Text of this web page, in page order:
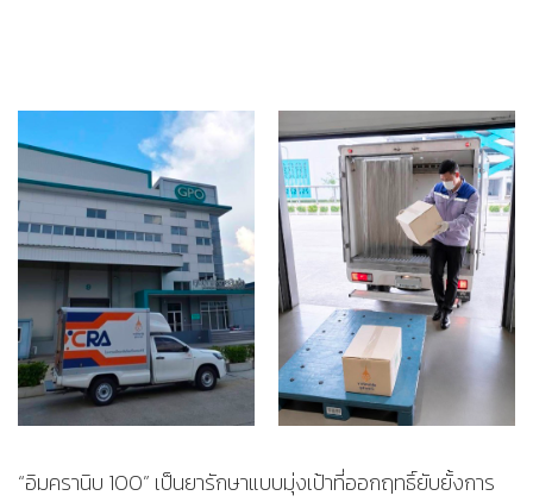
“อิมครานิบ 100” เป็นยารักษาแบบมุ่งเป้าที่ออกฤทธิ์ยับยั้งการ